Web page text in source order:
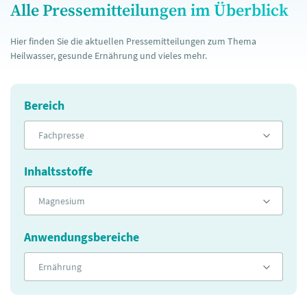
Alle Pressemitteilungen im Überblick
Hier finden Sie die aktuellen Pressemitteilungen zum Thema
Heilwasser, gesunde Ernährung und vieles mehr.
Bereich
Fachpresse
Inhaltsstoffe
Magnesium
Anwendungsbereiche
Ernährung